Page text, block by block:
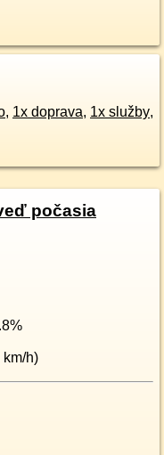
, 1x doprava, 1x služby,
počasia
%
km/h)